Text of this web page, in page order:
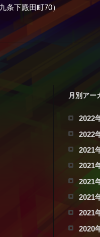
条下殿田町70）
月別アー
2022
2022
2021
2021
2021
2021
2021
2020